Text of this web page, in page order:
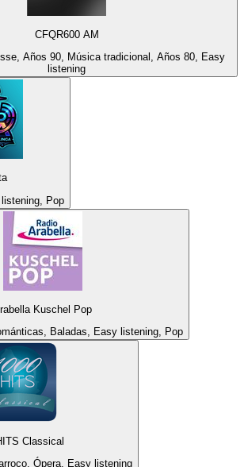
CFQR600 AM
Años 90, Música tradicional, Años 80, Easy
listening
Pop
Kuschel Pop
Baladas, Easy listening, Pop
Classical
Ópera, Easy listening